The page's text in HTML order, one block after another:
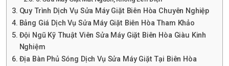
Quy Trình Dịch Vụ Sửa Máy Giặt Biên Hòa Chuyên Nghiệp
Bảng Giá Dịch Vụ Sửa Máy Giặt Biên Hòa Tham Khảo
Đội Ngũ Kỹ Thuật Viên Sửa Máy Giặt Biên Hòa Giàu Kinh
Nghiệm
Địa Bàn Phủ Sóng Dịch Vụ Sửa Máy Giặt Tại Biên Hòa